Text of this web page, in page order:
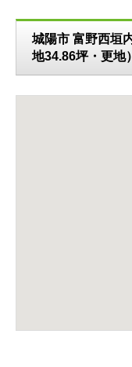
城陽市 富野西垣
地34.86坪・更地